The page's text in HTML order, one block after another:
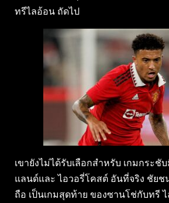
ทรีไลอ้อน ถัดไป
เขายังไม่ได้รับเลือกสำหรับ เกมกระชั
แลนด์และ ไอวอรี่โคสต์ อันที่จริง ชัยช
ถือ เป็นเกมสุดท้าย ของซานโช่กับทรี